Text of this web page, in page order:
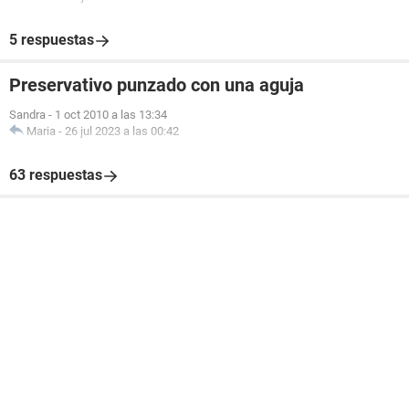
5 respuestas
Preservativo punzado con una aguja
Sandra - 1 oct 2010 a las 13:34
Maria - 26 jul 2023 a las 00:42
63 respuestas